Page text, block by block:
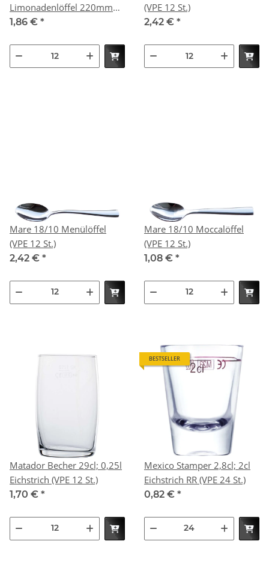
Limonadenlöffel 220mm
(VPE 12 St.)
1,86 € *
(VPE 12 St.)
2,42 € *
Mare 18/10 Menülöffel
(VPE 12 St.)
2,42 € *
Mare 18/10 Moccalöffel
(VPE 12 St.)
1,08 € *
Matador Becher 29cl; 0,25l
Eichstrich (VPE 12 St.)
1,70 € *
BESTSELLER
Mexico Stamper 2,8cl; 2cl
Eichstrich RR (VPE 24 St.)
0,82 € *